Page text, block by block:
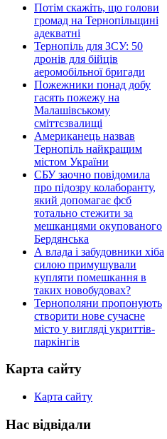
Потім скажіть, що голови
громад на Тернопільщині
адекватні
Тернопіль для ЗСУ: 50
дронів для бійців
аеромобільної бригади
Пожежники понад добу
гасять пожежу на
Малашівському
сміттєзвалищі
Американець назвав
Тернопіль найкращим
містом України
СБУ заочно повідомила
про підозру колаборанту,
який допомагає фсб
тотально стежити за
мешканцями окупованого
Бердянська
А влада і забудовники хіба
силою примушували
купляти помешкання в
таких новобудовах?
Тернополяни пропонують
створити нове сучасне
місто у вигляді укриттів-
паркінгів
Карта сайту
Карта сайту
Нас відвідали